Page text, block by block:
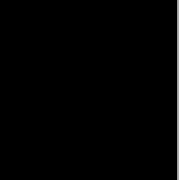
Corporation